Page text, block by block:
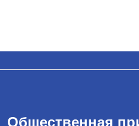
Общественная